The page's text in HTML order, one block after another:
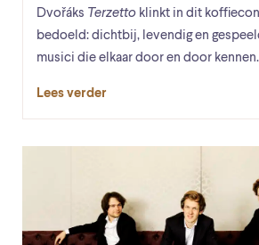
Dvořáks Terzetto klinkt in dit
bedoeld: dichtbij, levendig en
musici die elkaar door en door kennen.
Lees verder